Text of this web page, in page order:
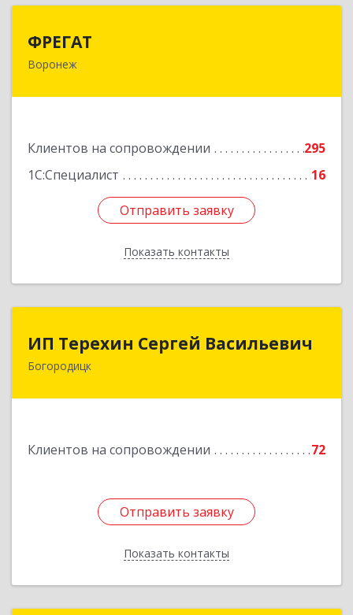
ФРЕГАТ
Воронеж
Клиентов на сопровождении
295
1С:Специалист
16
Отправить заявку
Показать контакты
Отправить заявку
Назад
ИП Терехин Сергей Васильевич
Богородицк
Клиентов на сопровождении 72
Отправить заявку
Показать контакты
ИП Терехин Сергей Васильевич
301831, Тульская обл, Богородицкий р-н,
Отправить заявку
Назад